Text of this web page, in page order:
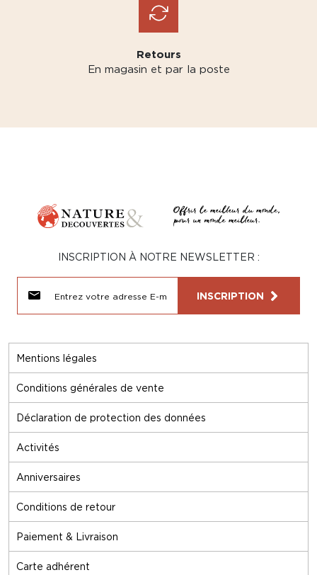
Retours
En magasin et par la poste
Mentions légales
Conditions générales de vente
Déclaration de protection des données
Activités
Anniversaires
Conditions de retour
Paiement & Livraison
Carte adhérent
INSCRIPTION À NOTRE NEWSLETTER :
INSCRIPTION